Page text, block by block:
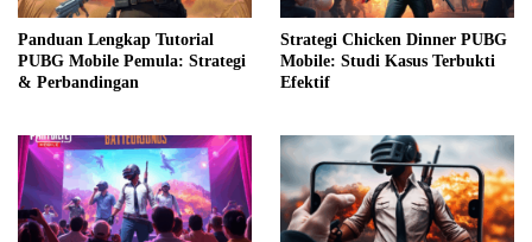
Panduan Lengkap Tutorial
PUBG Mobile Pemula: Strategi
& Perbandingan
Strategi Chicken Dinner PUBG
Mobile: Studi Kasus Terbukti
Efektif